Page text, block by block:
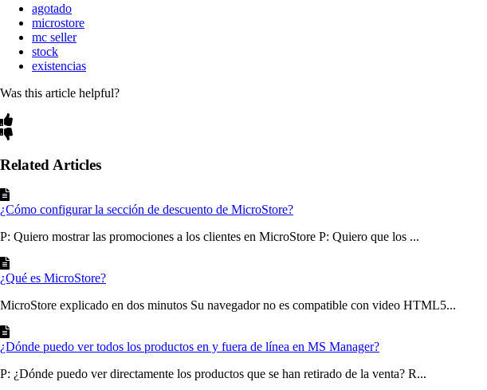
agotado
microstore
mc seller
stock
existencias
Was this article helpful?
Related Articles
¿Cómo configurar la sección de descuento de MicroStore?
P: Quiero mostrar las promociones a los clientes en MicroStore P: Quiero que los ...
¿Qué es MicroStore?
MicroStore explicado en dos minutos Su navegador no es compatible con video HTML5...
¿Dónde puedo ver todos los productos en y fuera de línea en MS Manager?
P: ¿Dónde puedo ver directamente los productos que se han retirado de la venta? R...